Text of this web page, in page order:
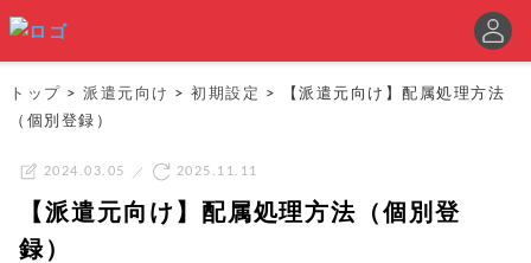
トップ > 派遣元向け > 初期設定 >
【派遣元向け】配属処理方法
（個別登録）
2024.03.05 2025.11.11
【派遣元向け】配属処理方法（個別登
録）